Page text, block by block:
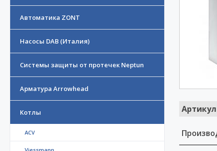
Автоматика ZONT
Насосы DAB (Италия)
Системы защиты от протечек Neptun
Арматура Arrowhead
Котлы
ACV
Артикул